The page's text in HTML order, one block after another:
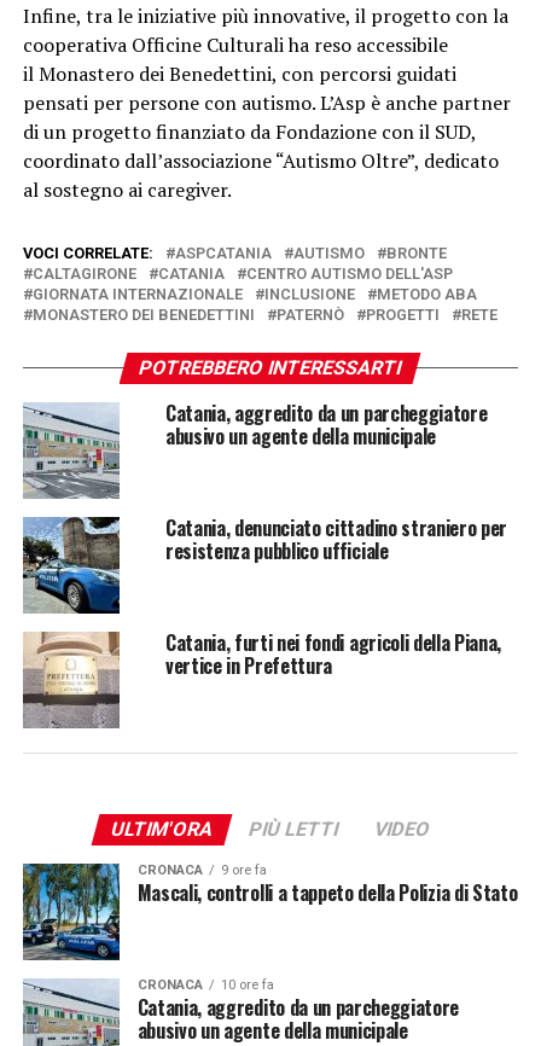
Infine, tra le iniziative più innovative, il progetto con la
cooperativa Officine Culturali ha reso accessibile
il Monastero dei Benedettini, con percorsi guidati
pensati per persone con autismo. L’Asp è anche partner
di un progetto finanziato da Fondazione con il SUD,
coordinato dall’associazione “Autismo Oltre”, dedicato
al sostegno ai caregiver.
VOCI CORRELATE: ASPCATANIA AUTISMO
BRONTE
CALTAGIRONE
CATANIA
CENTRO AUTISMO DELL'ASP
GIORNATA INTERNAZIONALE
INCLUSIONE
METODO ABA
MONASTERO DEI BENEDETTINI
PATERNÒ PROGETTI RETE
POTREBBERO INTERESSARTI
Catania, aggredito da un parcheggiatore
abusivo un agente della municipale
Catania, denunciato cittadino straniero per
resistenza pubblico ufficiale
Catania, furti nei fondi agricoli della Piana,
vertice in Prefettura
ULTIM'ORA PIÙ LETTI VIDEO
CRONACA 9 ore fa
Mascali, controlli a tappeto della Polizia di Stato
CRONACA 10 ore fa
Catania, aggredito da un parcheggiatore
abusivo un agente della municipale